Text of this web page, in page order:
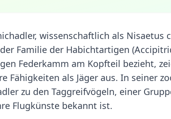
wissenschaftlich als
Familie der Habichtartigen
Federkamm am Kopfteil bezieht,
Fähigkeiten als Jäger aus. In seiner
zu den Taggreifvögeln, einer
Flugkünste bekannt ist.